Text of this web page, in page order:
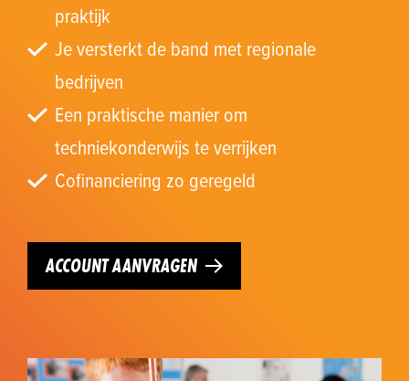
praktijk
Je versterkt de band met regionale
bedrijven
Een praktische manier om
techniekonderwijs te verrijken
Cofinanciering zo geregeld
ACCOUNT AANVRAGEN